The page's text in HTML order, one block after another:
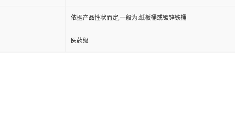
依据产品性状而定,一般为:纸板桶或镀锌铁桶
医药级